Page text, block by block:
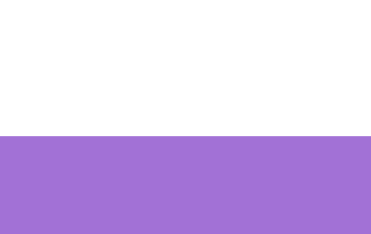
фраз перед сном